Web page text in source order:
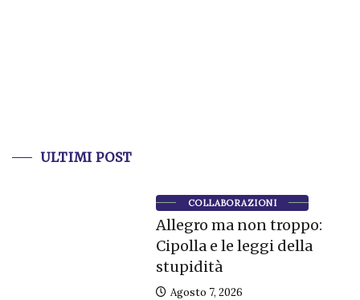
ULTIMI POST
COLLABORAZIONI
Allegro ma non troppo:
Cipolla e le leggi della
stupidità
Agosto 7, 2026